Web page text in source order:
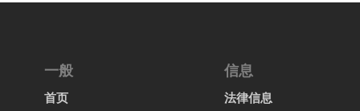
一般
首页
信息
法律信息